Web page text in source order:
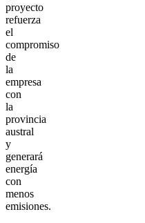
proyecto
refuerza
el
compromiso
de
la
empresa
con
la
provincia
austral
y
generará
energía
con
menos
emisiones.